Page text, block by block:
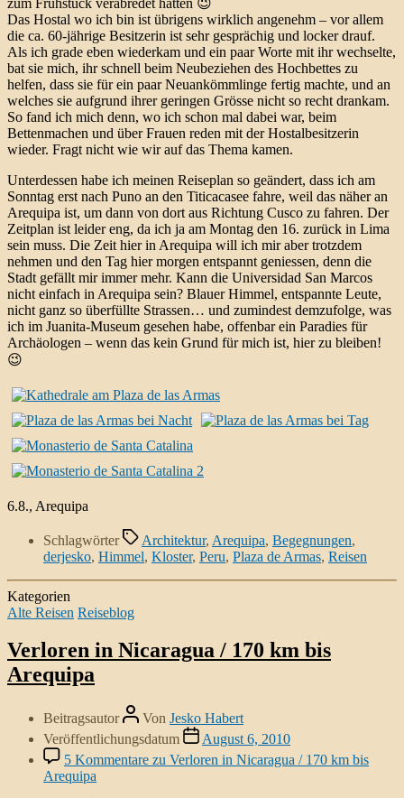
Das Hostal wo ich bin ist übrigens wirklich angenehm – vor allem
die ca. 60-jährige Besitzerin ist sehr gesprächig und locker drauf.
Als ich grade eben wiederkam und ein paar Worte mit ihr wechselte,
bat sie mich, ihr schnell beim Neubeziehen des Hochbettes zu
helfen, dass sie für ein paar Neuankömmlinge fertig machte, und an
welches sie aufgrund ihrer geringen Grösse nicht so recht drankam.
So fand ich mich denn, wo ich schon mal dabei war, beim
Bettenmachen und über Frauen reden mit der Hostalbesitzerin
wieder. Fragt nicht wie wir auf das Thema kamen.
Unterdessen habe ich meinen Reiseplan so geändert, dass ich am
Sonntag erst nach Puno an den Titicacasee fahre, weil das näher an
Arequipa ist, um dann von dort aus Richtung Cusco zu fahren. Der
Zeitplan ist leider eng, da ich ja am Montag den 16. zurück in Lima
sein muss. Die Zeit hier in Arequipa will ich mir aber trotzdem
nehmen und den Tag hier morgen entspannt geniessen, denn die
Stadt gefällt mir immer mehr. Kann die Universidad San Marcos
nicht einfach in Arequipa sein? Blauer Himmel, entspannte Leute,
nicht ganz so überfüllte Strassen… und zumindest demzufolge, was
ich im Juanita-Museum gesehen habe, offenbar ein Paradies für
Archäologen – wenn das kein Grund für mich ist, hier zu bleiben!
😉
6.8., Arequipa
Schlagwörter Architektur, Arequipa, Begegnungen,
derjesko, Himmel, Kloster, Peru, Plaza de Armas, Reisen
Kategorien
Alte Reisen Reiseblog
Verloren in Nicaragua / 170 km bis
Arequipa
Beitragsautor Von Jesko Habert
Veröffentlichungsdatum
August 6, 2010
5 Kommentare zu Verloren in Nicaragua / 170 km bis
Arequipa